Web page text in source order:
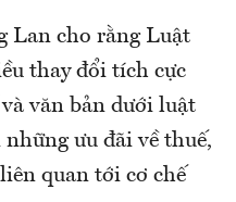
Lan cho rằng Luật
thay đổi tích cực
văn bản dưới luật
ưu đãi về thuế,
quan tới cơ chế